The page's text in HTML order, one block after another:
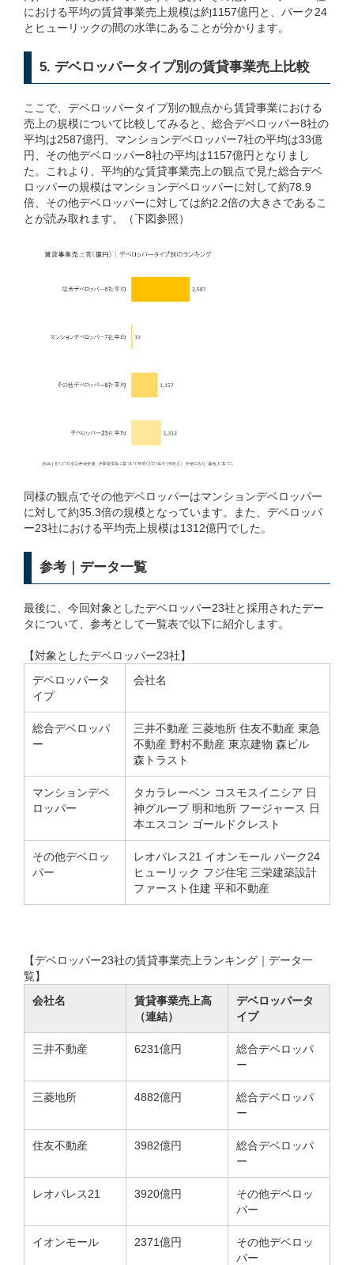
における平均の賃貸事業売上規模は約1157億円と、パーク24
とヒューリックの間の水準にあることが分かります。
5. デベロッパータイプ別の賃貸事業売上比較
ここで、デベロッパータイプ別の観点から賃貸事業における
売上の規模について比較してみると、総合デベロッパー8社の
平均は2587億円、マンションデベロッパー7社の平均は33億
円、その他デベロッパー8社の平均は1157億円となりまし
た。これより、平均的な賃貸事業売上の観点で見た総合デベ
ロッパーの規模はマンションデベロッパーに対して約78.9
倍、その他デベロッパーに対しては約2.2倍の大きさであるこ
とが読み取れます。（下図参照）
同様の観点でその他デベロッパーはマンションデベロッパー
に対して約35.3倍の規模となっています。また、デベロッパ
ー23社における平均売上規模は1312億円でした。
参考｜データ一覧
最後に、今回対象としたデベロッパー23社と採用されたデー
タについて、参考として一覧表で以下に紹介します。
【対象としたデベロッパー23社】
デベロッパータ
イプ
会社名
総合デベロッパ
ー
三井不動産 三菱地所 住友不動産 東急
不動産 野村不動産 東京建物 森ビル
森トラスト
マンションデベ
ロッパー
タカラレーベン コスモスイニシア 日
神グループ 明和地所 フージャース 日
本エスコン ゴールドクレスト
その他デベロッ
パー
レオパレス21 イオンモール パーク24
ヒューリック フジ住宅 三栄建築設計
ファースト住建 平和不動産
【デベロッパー23社の賃貸事業売上ランキング｜データ一
覧】
会社名
賃貸事業売上高
（連結）
デベロッパータ
イプ
三井不動産 6231億円
総合デベロッパ
ー
三菱地所 4882億円
総合デベロッパ
ー
住友不動産 3982億円
総合デベロッパ
ー
レオパレス21 3920億円
その他デベロッ
パー
イオンモール 2371億円
その他デベロッ
パー